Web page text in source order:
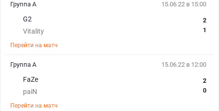
15.06.22 в 15:00
G2
Vitality
2
1
Перейти на матч
Группа А
15.06.22 в 12:00
FaZe
paiN
2
0
Перейти на матч
Группа А